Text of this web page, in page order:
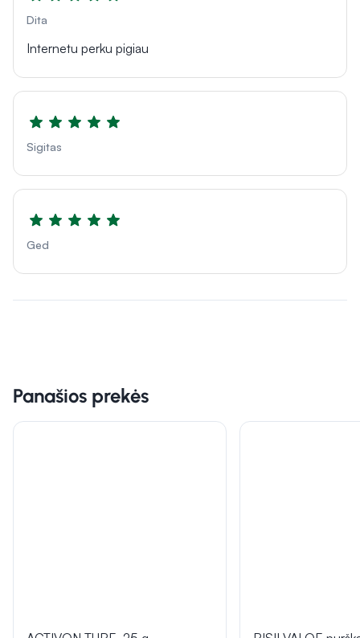
Dita
Internetu perku pigiau
Sigitas
Ged
Panašios prekės